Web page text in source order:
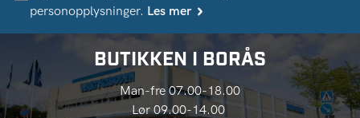
personopplysninger. Les mer
BUTIKKEN I BORÅS
Man-fre 07.00-18.00
Lør 09.00-14.00